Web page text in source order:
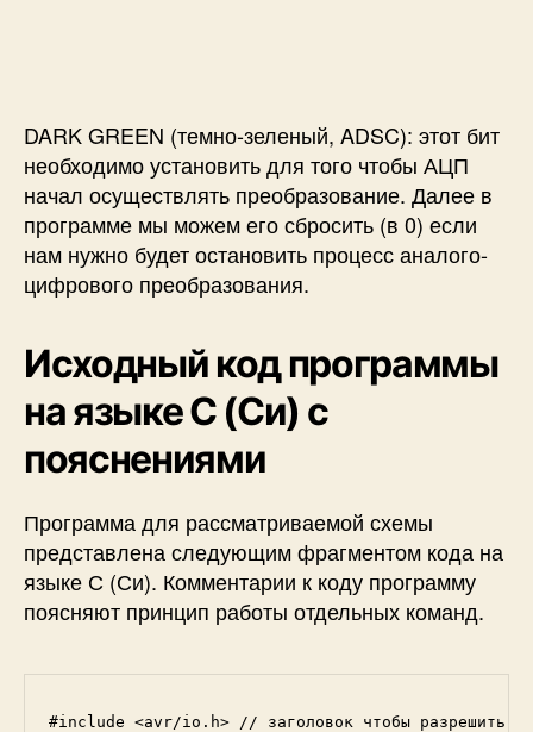
DARK GREEN (темно-зеленый, ADSC): этот бит
необходимо установить для того чтобы АЦП
начал осуществлять преобразование. Далее в
программе мы можем его сбросить (в 0) если
нам нужно будет остановить процесс аналого-
цифрового преобразования.
Исходный код программы
на языке С (Си) с
пояснениями
Программа для рассматриваемой схемы
представлена следующим фрагментом кода на
языке С (Си). Комментарии к коду программу
поясняют принцип работы отдельных команд.
#include <avr/io.h> // заголовок чтобы разрешить